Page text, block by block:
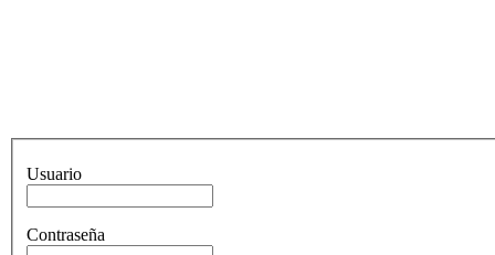
Usuario
Contraseña